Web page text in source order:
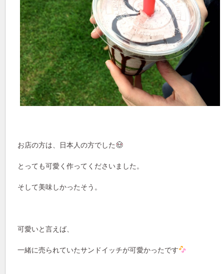
お店の方は、日本人の方でした
とっても可愛く作ってくださいました。
そして美味しかったそう。
可愛いと言えば、
一緒に売られていたサンドイッチが可愛かったです